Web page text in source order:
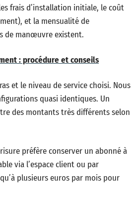
frais d’installation initiale, le coût
et la mensualité de
de manœuvre existent.
: procédure et conseils
et le niveau de service choisi. Nous
quasi identiques. Un
des montants très différents selon
préfère conserver un abonné à
via l’espace client ou par
plusieurs euros par mois pour